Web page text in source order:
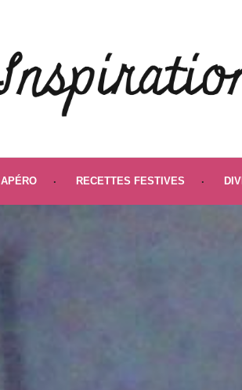
APÉRO RECETTES FESTIVES